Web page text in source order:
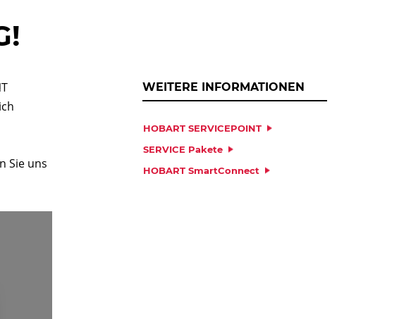
Sie uns
WEITERE INFORMATIONEN
HOBART SERVICEPOINT
SERVICE Pakete
HOBART SmartConnect